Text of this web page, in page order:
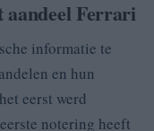
aandeel Ferrari
informatie te
en hun
eerst werd
notering heeft